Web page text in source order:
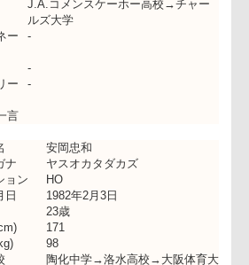
映画鑑賞
一試合でも多く試合に出て、アグレッ
ョン
SO
日
1978年7月25日
27歳
182
90
J.A.コメンスケーホー高校→チャー
ルズ大学